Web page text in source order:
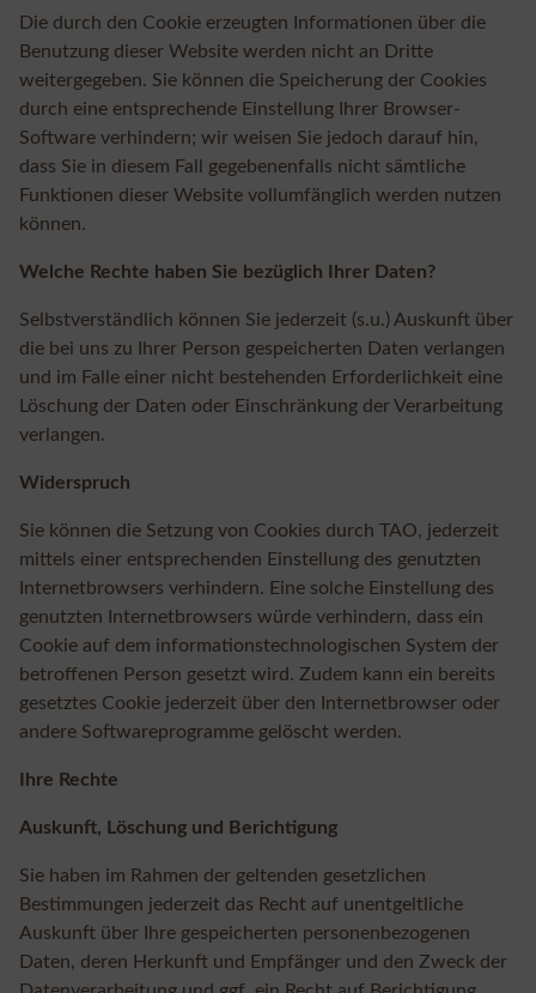
Die durch den Cookie erzeugten Informationen über die
Benutzung dieser Website werden nicht an Dritte
weitergegeben. Sie können die Speicherung der Cookies
durch eine entsprechende Einstellung Ihrer Browser-
Software verhindern; wir weisen Sie jedoch darauf hin,
dass Sie in diesem Fall gegebenenfalls nicht sämtliche
Funktionen dieser Website vollumfänglich werden nutzen
können.
Welche Rechte haben Sie bezüglich Ihrer Daten?
Selbstverständlich können Sie jederzeit (s.u.) Auskunft über
die bei uns zu Ihrer Person gespeicherten Daten verlangen
und im Falle einer nicht bestehenden Erforderlichkeit eine
Löschung der Daten oder Einschränkung der Verarbeitung
verlangen.
Widerspruch
Sie können die Setzung von Cookies durch TAO, jederzeit
mittels einer entsprechenden Einstellung des genutzten
Internetbrowsers verhindern. Eine solche Einstellung des
genutzten Internetbrowsers würde verhindern, dass ein
Cookie auf dem informationstechnologischen System der
betroffenen Person gesetzt wird. Zudem kann ein bereits
gesetztes Cookie jederzeit über den Internetbrowser oder
andere Softwareprogramme gelöscht werden.
Ihre Rechte
Auskunft, Löschung und Berichtigung
Sie haben im Rahmen der geltenden gesetzlichen
Bestimmungen jederzeit das Recht auf unentgeltliche
Auskunft über Ihre gespeicherten personenbezogenen
Daten, deren Herkunft und Empfänger und den Zweck der